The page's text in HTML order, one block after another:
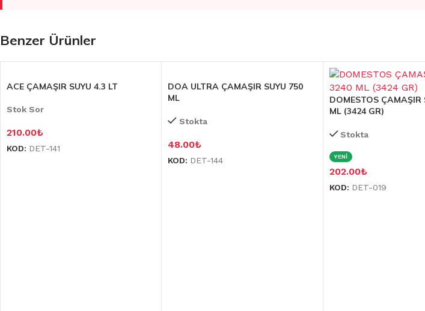
Benzer Ürünler
ACE ÇAMAŞIR SUYU 4.3 LT
Stok Sor
210.00₺
KOD: DET-141
DOA ULTRA ÇAMAŞIR SUYU 750
ML
Stokta
48.00₺
KOD: DET-144
DOMESTOS ÇAMAŞIR
ML (3424 GR)
Stokta
YENİ
202.00₺
KOD: DET-019